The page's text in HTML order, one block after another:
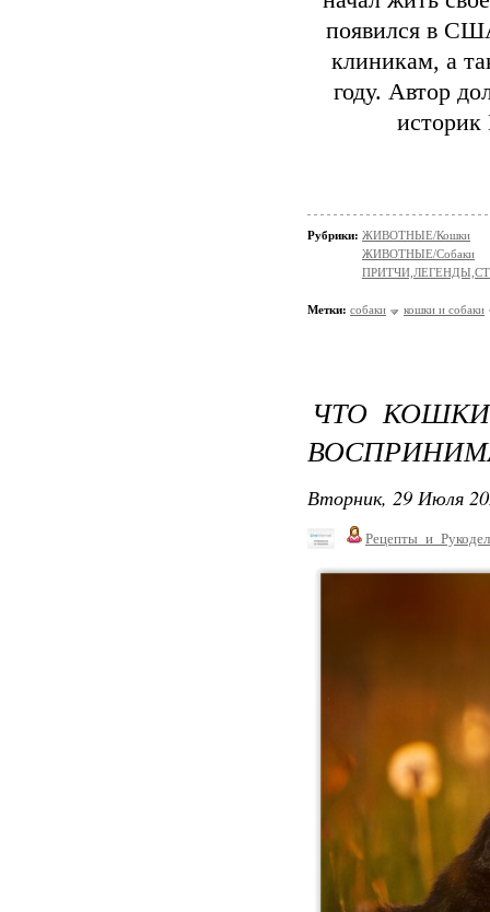
появился в
клиникам, а
году. Автор
историк
Рубрики: ЖИВОТНЫЕ/Кошки
ЖИВОТНЫЕ/Собаки
Метки: собаки кошки и собаки
ЧТО
Вторник, 29 Июля